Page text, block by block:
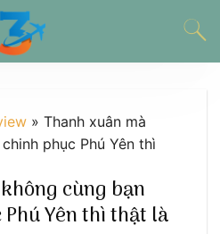
» Thanh xuân mà
phục Phú Yên thì
cùng bạn
Yên thì thật là